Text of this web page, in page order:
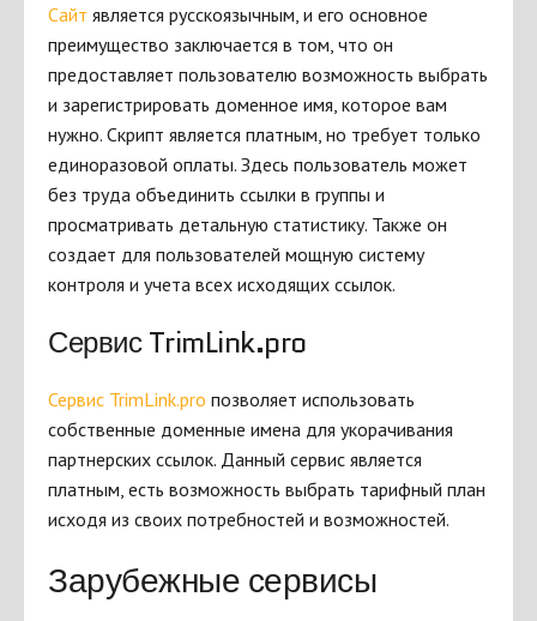
Сайт является русскоязычным, и его основное
преимущество заключается в том, что он
предоставляет пользователю возможность выбрать
и зарегистрировать доменное имя, которое вам
нужно. Скрипт является платным, но требует только
единоразовой оплаты. Здесь пользователь может
без труда объединить ссылки в группы и
просматривать детальную статистику. Также он
создает для пользователей мощную систему
контроля и учета всех исходящих ссылок.
Сервис TrimLink.pro
Сервис TrimLink.pro позволяет использовать
собственные доменные имена для укорачивания
партнерских ссылок. Данный сервис является
платным, есть возможность выбрать тарифный план
исходя из своих потребностей и возможностей.
Зарубежные сервисы